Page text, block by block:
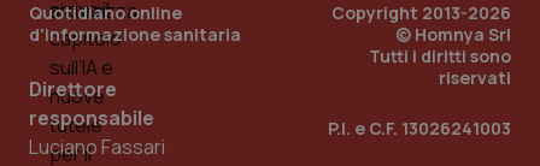
Quotidiano online
d'informazione sanitaria
Direttore
responsabile
Luciano Fassari
Copyright 2013-2026
© Homnya Srl
Tutti i diritti sono
riservati
P.I. e C.F. 13026241003